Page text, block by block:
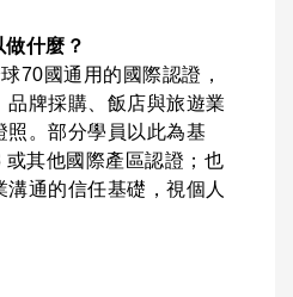
什麼？
70國通用的國際認證，
牌採購、飯店與旅遊業
。部分學員以此為基
其他國際產區認證；也
通的信任基礎，視個人